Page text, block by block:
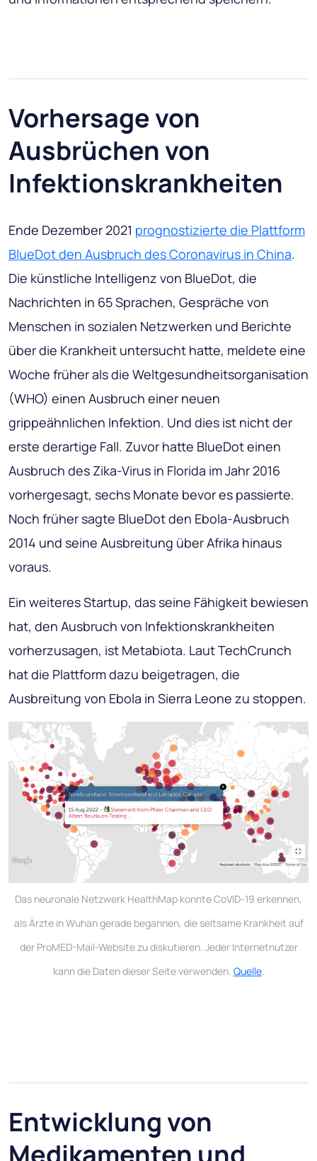
Vorhersage von
Ausbrüchen von
Infektionskrankheiten
Ende Dezember 2021 prognostizierte die Plattform
BlueDot den Ausbruch des Coronavirus in China.
Die künstliche Intelligenz von BlueDot, die
Nachrichten in 65 Sprachen, Gespräche von
Menschen in sozialen Netzwerken und Berichte
über die Krankheit untersucht hatte, meldete eine
Woche früher als die Weltgesundheitsorganisation
(WHO) einen Ausbruch einer neuen
grippeähnlichen Infektion. Und dies ist nicht der
erste derartige Fall. Zuvor hatte BlueDot einen
Ausbruch des Zika-Virus in Florida im Jahr 2016
vorhergesagt, sechs Monate bevor es passierte.
Noch früher sagte BlueDot den Ebola-Ausbruch
2014 und seine Ausbreitung über Afrika hinaus
voraus.
Ein weiteres Startup, das seine Fähigkeit bewiesen
hat, den Ausbruch von Infektionskrankheiten
vorherzusagen, ist Metabiota. Laut TechCrunch
hat die Plattform dazu beigetragen, die
Ausbreitung von Ebola in Sierra Leone zu stoppen.
Das neuronale Netzwerk HealthMap konnte CoVID-19 erkennen,
als Ärzte in Wuhan gerade begannen, die seltsame Krankheit auf
der ProMED-Mail-Website zu diskutieren. Jeder Internetnutzer
kann die Daten dieser Seite verwenden. Quelle.
Entwicklung von